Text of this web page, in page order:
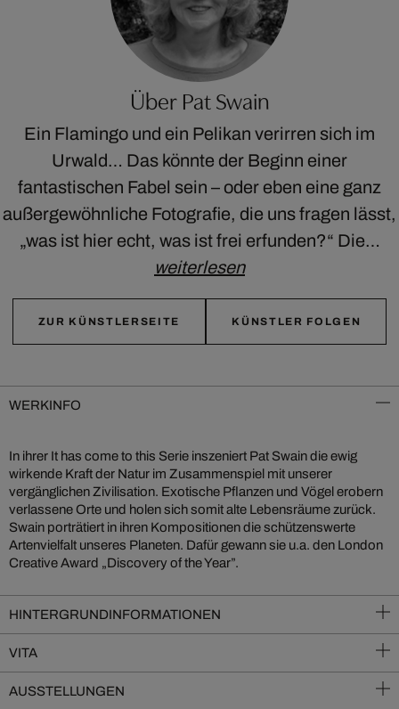
Über Pat Swain
Ein Flamingo und ein Pelikan verirren sich im
Urwald… Das könnte der Beginn einer
fantastischen Fabel sein – oder eben eine ganz
außergewöhnliche Fotografie, die uns fragen lässt,
„was ist hier echt, was ist frei erfunden?“ Die…
weiterlesen
ZUR KÜNSTLERSEITE KÜNSTLER FOLGEN
WERKINFO
In ihrer It has come to this Serie inszeniert Pat Swain die ewig
wirkende Kraft der Natur im Zusammenspiel mit unserer
vergänglichen Zivilisation. Exotische Pflanzen und Vögel erobern
verlassene Orte und holen sich somit alte Lebensräume zurück.
Swain porträtiert in ihren Kompositionen die schützenswerte
Artenvielfalt unseres Planeten. Dafür gewann sie u.a. den London
Creative Award „Discovery of the Year”.
HINTERGRUNDINFORMATIONEN
VITA
AUSSTELLUNGEN